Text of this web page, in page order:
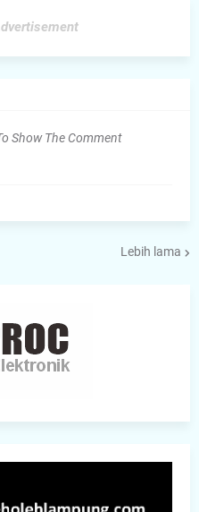
Show The Comment
Lebih lama